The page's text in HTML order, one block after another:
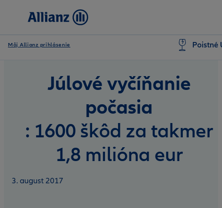
Môj Allianz prihlásenie Poistné
Júlové vyčíňanie
počasia
: 1600 škôd za takmer
1,8 milióna eur
3. august 2017